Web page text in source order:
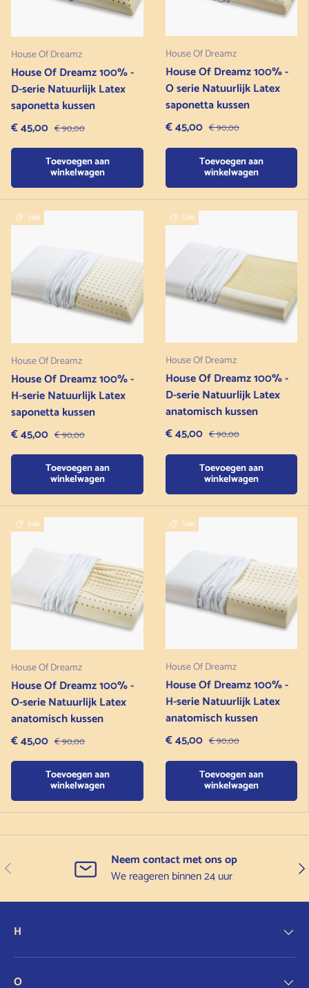
House Of Dreamz
House Of Dreamz 100% -
D-serie Natuurlijk Latex
saponetta kussen
Verkoopprijs
€ 45,00 Normale prijs
€ 90,00
Toevoegen aan
winkelwagen
House Of Dreamz
House Of Dreamz 100% -
O serie Natuurlijk Latex
saponetta kussen
Verkoopprijs
€ 45,00 Normale prijs
€ 90,00
Toevoegen aan
winkelwagen
Sale
House Of Dreamz
House Of Dreamz 100% -
H-serie Natuurlijk Latex
saponetta kussen
Verkoopprijs
€ 45,00 Normale prijs
€ 90,00
Toevoegen aan
winkelwagen
Sale
House Of Dreamz
House Of Dreamz 100% -
D-serie Natuurlijk Latex
anatomisch kussen
Verkoopprijs
€ 45,00 Normale prijs
€ 90,00
Toevoegen aan
winkelwagen
Sale
House Of Dreamz
House Of Dreamz 100% -
O-serie Natuurlijk Latex
anatomisch kussen
Verkoopprijs
€ 45,00 Normale prijs
€ 90,00
Toevoegen aan
winkelwagen
Sale
House Of Dreamz
House Of Dreamz 100% -
H-serie Natuurlijk Latex
anatomisch kussen
Verkoopprijs
€ 45,00 Normale prijs
€ 90,00
Toevoegen aan
winkelwagen
Vorige
Neem contact met ons op
We reageren binnen 24 uur
H
O